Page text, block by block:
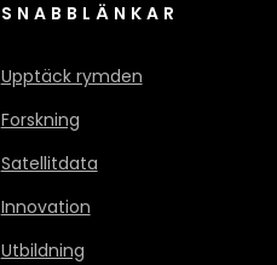
SNABBLÄNKAR
Upptäck rymden
Forskning
Satellitdata
Innovation
Utbildning